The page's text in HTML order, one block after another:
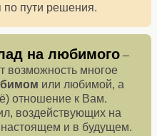
по пути решения.
на любимого –
возможность многое
или любимой, а
отношение к Вам.
воздействующих на
и в будущем.